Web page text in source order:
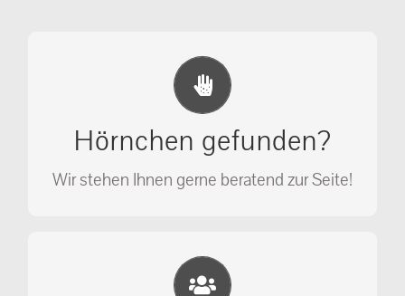
Hörnchen gefunden?
Wir stehen Ihnen gerne beratend zur Seite!
Erste Hilfe Maßnahmen
Ihr Anruf kann Leben retten!
Eichhörnchen Schutz e.V.